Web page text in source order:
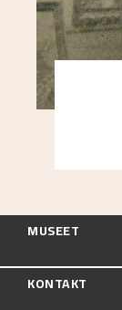
Då
MUSEET
KONTAKT